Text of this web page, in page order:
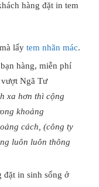
hàng đặt in tem
lấy tem nhãn mác.
hàng, miễn phí
Ngã Tư
xa hơn thì cộng
khoảng
cách, (công ty
luôn luôn thông
đặt in sinh sống ở